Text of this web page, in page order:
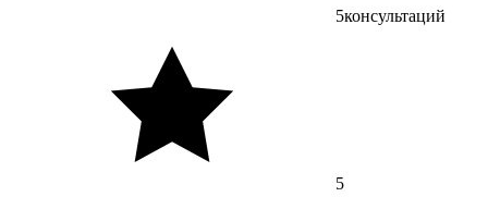
5консультаций
5